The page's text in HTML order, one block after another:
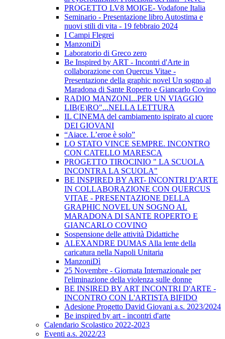
PROGETTO LV8 MOIGE- Vodafone Italia
Seminario - Presentazione libro Autostima e
nuovi stili di vita - 19 febbraio 2024
I Campi Flegrei
ManzoniDì
Laboratorio di Greco zero
Be Inspired by ART - Incontri d'Arte in
collaborazione con Quercus Vitae -
Presentazione della graphic novel Un sogno al
Maradona di Sante Roperto e Giancarlo Covino
RADIO MANZONI...PER UN VIAGGIO
LIB(E)RO"...NELLA LETTURA
IL CINEMA del cambiamento ispirato al cuore
DEI GIOVANI
“Aiace. L’eroe è solo”
LO STATO VINCE SEMPRE. INCONTRO
CON CATELLO MARESCA
PROGETTO TIROCINIO " LA SCUOLA
INCONTRA LA SCUOLA"
BE INSPIRED BY ART- INCONTRI D'ARTE
IN COLLABORAZIONE CON QUERCUS
VITAE - PRESENTAZIONE DELLA
GRAPHIC NOVEL UN SOGNO AL
MARADONA DI SANTE ROPERTO E
GIANCARLO COVINO
Sospensione delle attività Didattiche
ALEXANDRE DUMAS Alla lente della
caricatura nella Napoli Unitaria
ManzoniDì
25 Novembre - Giornata Internazionale per
l'eliminazione della violenza sulle donne
BE INSIRED BY ART INCONTRI D'ARTE -
INCONTRO CON L'ARTISTA BIFIDO
Adesione Progetto David Giovani a.s. 2023/2024
Be inspired by art - incontri d'arte
Calendario Scolastico 2022-2023
Eventi a.s. 2022/23